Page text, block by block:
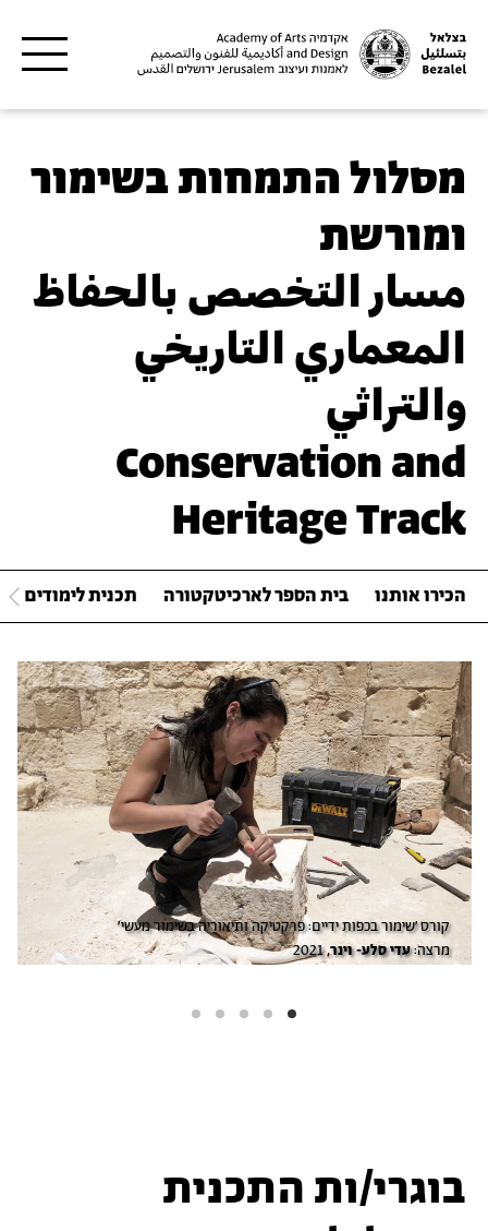
מסלול התמחות בשימור
ומורשת
مسار التخصص بالحفاظ
المعماري التاريخي
والتراثي
Conservation and
Heritage Track
הכירו אותנו בית הספר לארכיטקטורה תכנית לימודים
קורס 'שימור בכפות ידיים: פרקטיקה ותיאוריה בשימור מעשי'
מרצה:עדי סלע- וינר, 2021
בוגרי/ות התכנית